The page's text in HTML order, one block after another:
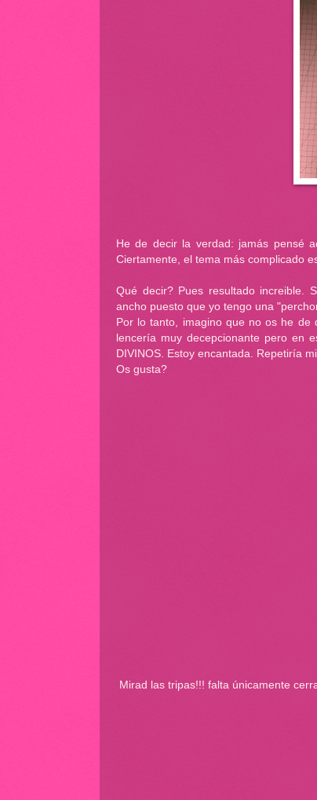
He de decir la verdad: jamás pensé
Ciertamente, el tema más complicado
Qué decir? Pues resultado increible.
ancho puesto que yo tengo una
Por lo tanto, imagino que no os he
lencería muy decepcionante pero en
DIVINOS. Estoy encantada. Repetiría
Os gusta?
Mirad las tripas!!! falta únicamente